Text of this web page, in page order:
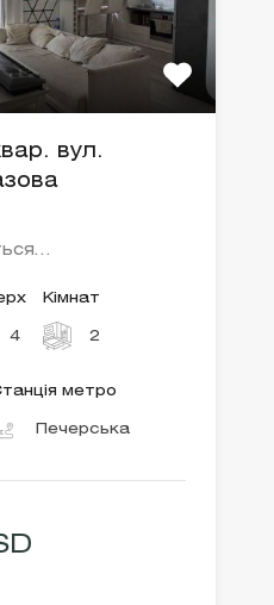
вул.
4
Кімнат
2
метро
Печерська